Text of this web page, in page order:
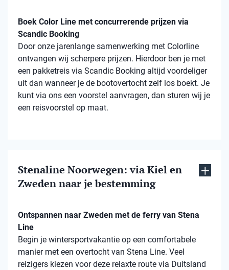
Boek Color Line met concurrerende prijzen via
Scandic Booking
Door onze jarenlange samenwerking met Colorline
ontvangen wij scherpere prijzen. Hierdoor ben je met
een pakketreis via Scandic Booking altijd voordeliger
uit dan wanneer je de bootovertocht zelf los boekt. Je
kunt via ons een voorstel aanvragen, dan sturen wij je
een reisvoorstel op maat.
Stenaline Noorwegen: via Kiel en
Zweden naar je bestemming
Ontspannen naar Zweden met de ferry van Stena
Line
Begin je wintersportvakantie op een comfortabele
manier met een overtocht van Stena Line. Veel
reizigers kiezen voor deze relaxte route via Duitsland